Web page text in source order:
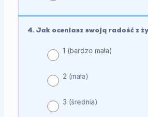
4. Jak oceniasz swoją radość z
1 (bardzo mała)
2 (mała)
3 (średnia)